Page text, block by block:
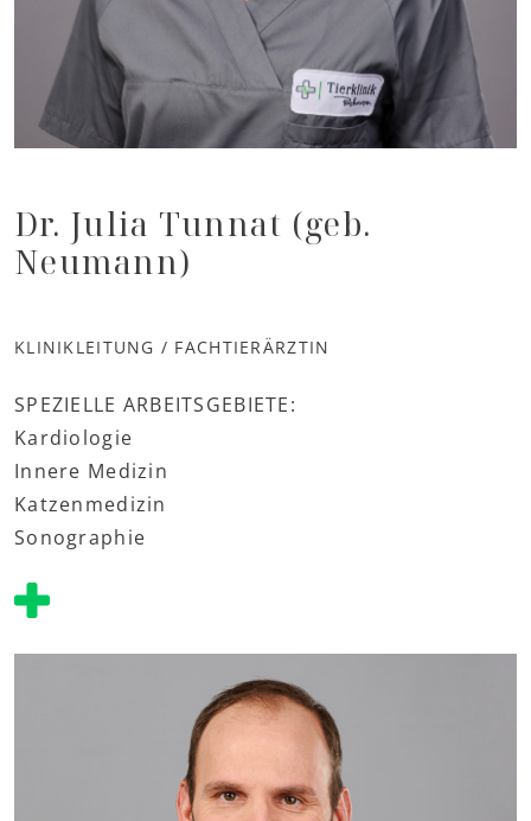
Dr. Julia Tunnat (geb.
Neumann)
KLINIKLEITUNG / FACHTIERÄRZTIN
SPEZIELLE ARBEITSGEBIETE:
Kardiologie
Innere Medizin
Katzenmedizin
Sonographie